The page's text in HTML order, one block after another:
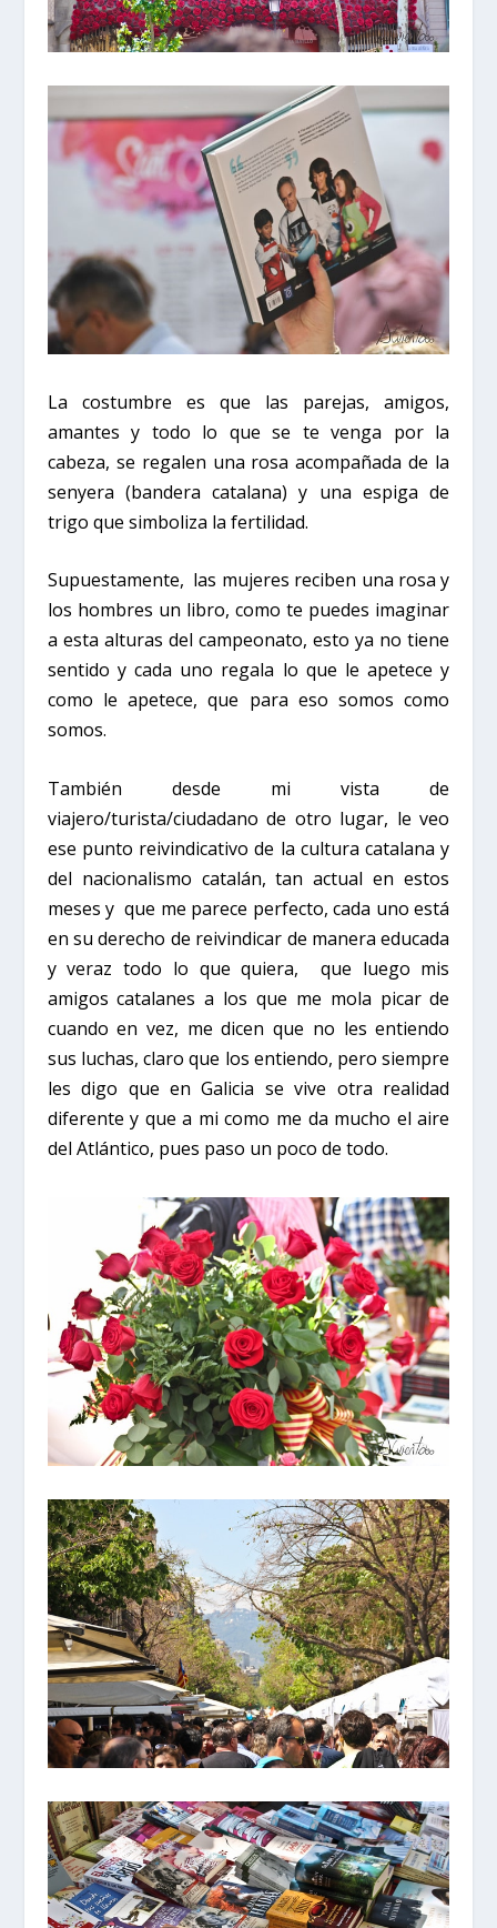
La costumbre es que las parejas, amigos,
amantes y todo lo que se te venga por la
cabeza, se regalen una rosa acompañada de la
senyera (bandera catalana) y una espiga de
trigo que simboliza la fertilidad.
Supuestamente, las mujeres reciben una rosa y
los hombres un libro, como te puedes imaginar
a esta alturas del campeonato, esto ya no tiene
sentido y cada uno regala lo que le apetece y
como le apetece, que para eso somos como
somos.
También desde mi vista de
viajero/turista/ciudadano de otro lugar, le veo
ese punto reivindicativo de la cultura catalana y
del nacionalismo catalán, tan actual en estos
meses y que me parece perfecto, cada uno está
en su derecho de reivindicar de manera educada
y veraz todo lo que quiera,
que luego mis
amigos catalanes a los que me mola picar de
cuando en vez, me dicen que no les entiendo
sus luchas, claro que los entiendo, pero siempre
les digo que en Galicia se vive otra realidad
diferente y que a mi como me da mucho el aire
del Atlántico, pues paso un poco de todo.